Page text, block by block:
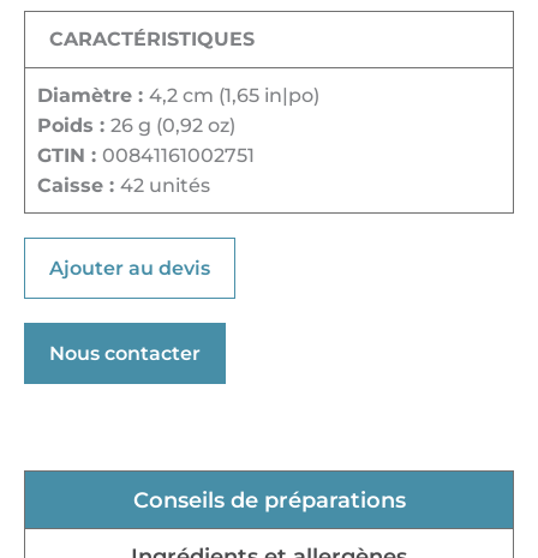
CARACTÉRISTIQUES
Diamètre : 4,2 cm (1,65 in|po)
Poids : 26 g (0,92 oz)
GTIN : 00841161002751
Caisse : 42 unités
Ajouter au devis
Nous contacter
Conseils de préparations